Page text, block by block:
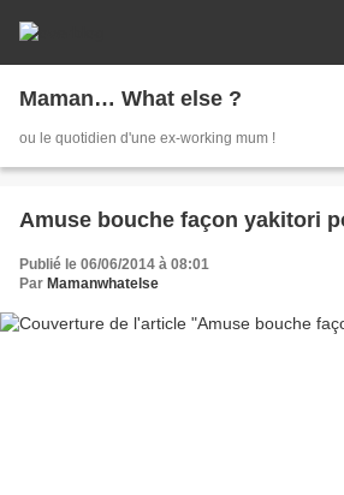
Maman… What else ?
ou le quotidien d'une ex-working mum !
Amuse bouche façon yakitori
Publié le 06/06/2014 à 08:01
Par Mamanwhatelse